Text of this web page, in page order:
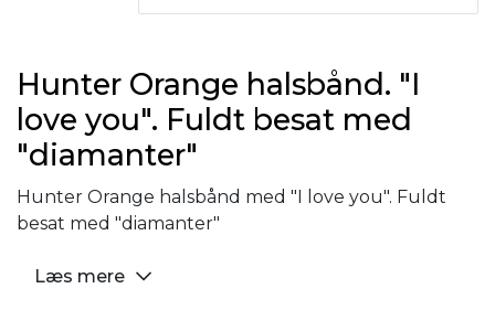
Hunter Orange halsbånd. "I
love you". Fuldt besat med
"diamanter"
Hunter Orange halsbånd med "I love you". Fuldt
besat med "diamanter"
Læs mere